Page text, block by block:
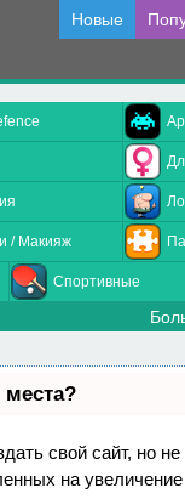
Новые
/ Макияж
Спортивные
места?
свой сайт, но
на